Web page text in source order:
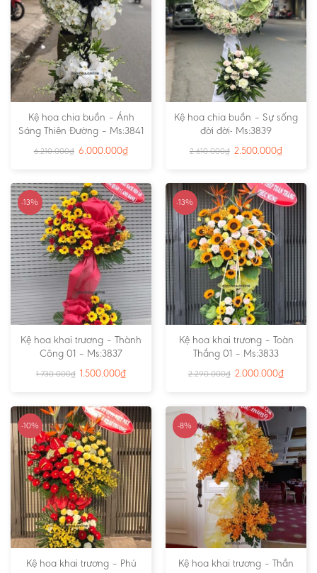
Kệ hoa chia buồn – Ánh
Sáng Thiên Đường – Ms:3841
6.210.000₫ 6.000.000₫
Kệ hoa chia buồn – Sự sống
đời đời- Ms:3839
2.610.000₫ 2.500.000₫
-13%
Kệ hoa khai trương – Thành
Công 01 – Ms:3837
1.730.000₫ 1.500.000₫
-13%
Kệ hoa khai trương – Toàn
Thắng 01 – Ms:3833
2.290.000₫ 2.000.000₫
-10%
Kệ hoa khai trương – Phú
-8%
Kệ hoa khai trương – Thần